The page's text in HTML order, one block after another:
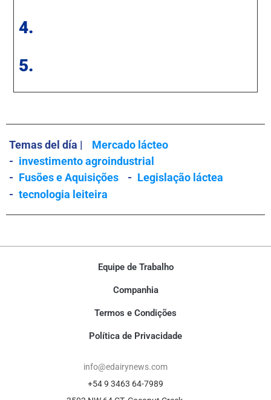
4.
5.
Temas del día |
Mercado lácteo
- investimento agroindustrial
- Fusões e Aquisições - Legislação láctea
- tecnologia leiteira
Equipe de Trabalho
Companhia
Termos e Condições
Política de Privacidade
info@edairynews.com
+54 9 3463 64-7989